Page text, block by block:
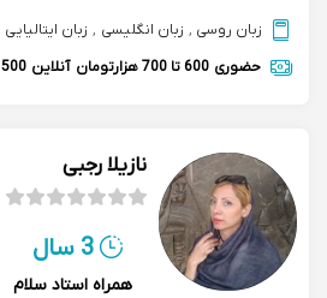
زبان روسی , زبان انگلیسی , زبان ایتالیایی
حضوری 600 تا 700 هزارتومان آنلاین 500 تا 600 هزارتومان
نازیلا رجبی
3 سال
همراه استاد سلام